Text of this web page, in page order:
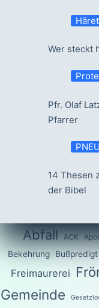
Wer steckt
Pfr. Olaf
Pfarrer
14 Thesen
der Bibel
Abfall ACK
Bekehrung Bußpredigt
Freimaurerei
Gemeinde